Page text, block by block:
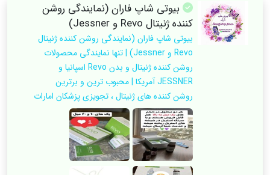
بیوتی شاپ فاران (نمایندگی روشن
کننده ژنیتال Revo و Jessner)
بیوتی شاپ فاران (نمایندگی روشن کننده ژنیتال
Revo و Jessner) | تنها نمایندگی محصولات
روشن کننده ژنیتال و بدن Revo اسپانیا و
JESSNER آمریکا | محبوب ترین و برترین
روشن کننده های ژنیتال ، تجویزی پزشکان امارات